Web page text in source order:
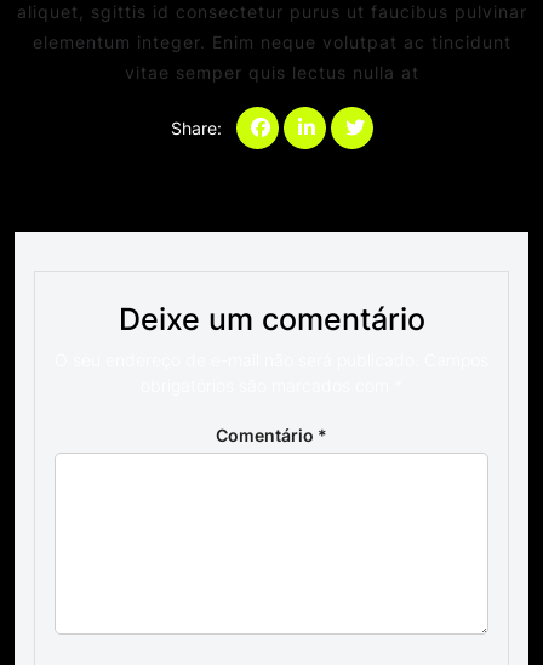
aliquet, sgittis id consectetur purus ut faucibus pulvinar
elementum integer. Enim neque volutpat ac tincidunt
vitae semper quis lectus nulla at
Share:
Deixe um comentário
Comentário *